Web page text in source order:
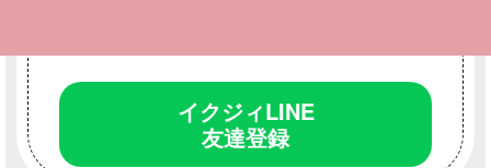
イクジィLINE
友達登録